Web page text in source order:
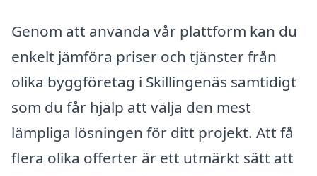
Genom att använda vår plattform kan du
enkelt jämföra priser och tjänster från
olika byggföretag i Skillingenäs samtidigt
som du får hjälp att välja den mest
lämpliga lösningen för ditt projekt. Att få
flera olika offerter är ett utmärkt sätt att